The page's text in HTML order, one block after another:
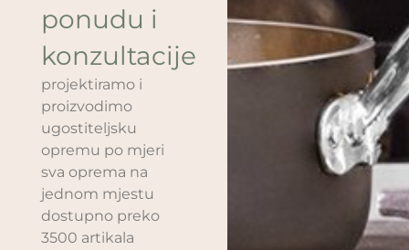
ponudu i
konzultacije
projektiramo i
proizvodimo
ugostiteljsku
opremu po mjeri
sva oprema na
jednom mjestu
dostupno preko
3500 artikala